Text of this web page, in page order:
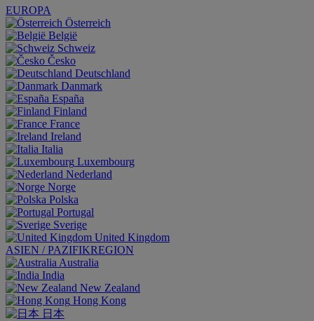
EUROPA
Österreich
België
Schweiz
Česko
Deutschland
Danmark
España
Finland
France
Ireland
Italia
Luxembourg
Nederland
Norge
Polska
Portugal
Sverige
United Kingdom
ASIEN / PAZIFIKREGION
Australia
India
New Zealand
Hong Kong
日本